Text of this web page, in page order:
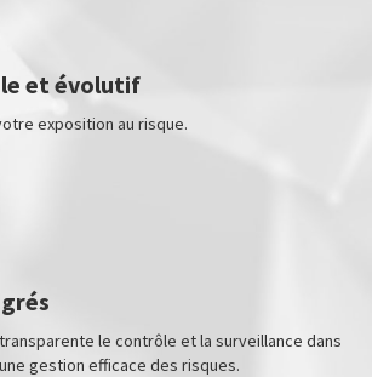
et évolutif
exposition au risque.
le contrôle et la surveillance dans
gestion efficace des risques.